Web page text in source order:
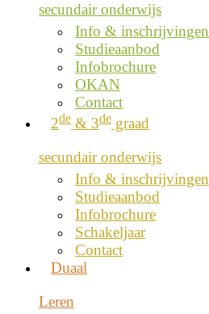
secundair onderwijs
Info & inschrijvingen
Studieaanbod
Infobrochure
OKAN
Contact
2de & 3de graad
secundair onderwijs
Info & inschrijvingen
Studieaanbod
Infobrochure
Schakeljaar
Contact
Duaal
Leren